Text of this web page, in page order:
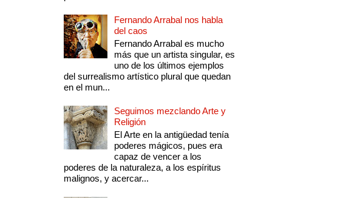
Fernando Arrabal nos habla
del caos
Fernando Arrabal es mucho
más que un artista singular, es
uno de los últimos ejemplos
del surrealismo artístico plural que quedan
en el mun...
Seguimos mezclando Arte y
Religión
El Arte en la antigüedad tenía
poderes mágicos, pues era
capaz de vencer a los
poderes de la naturaleza, a los espíritus
malignos, y acercar...